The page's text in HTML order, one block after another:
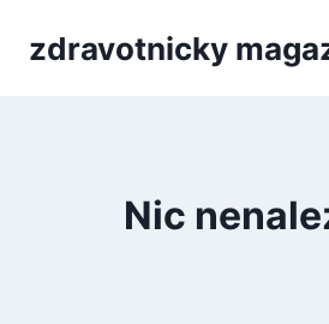
zdravotnicky
Nic